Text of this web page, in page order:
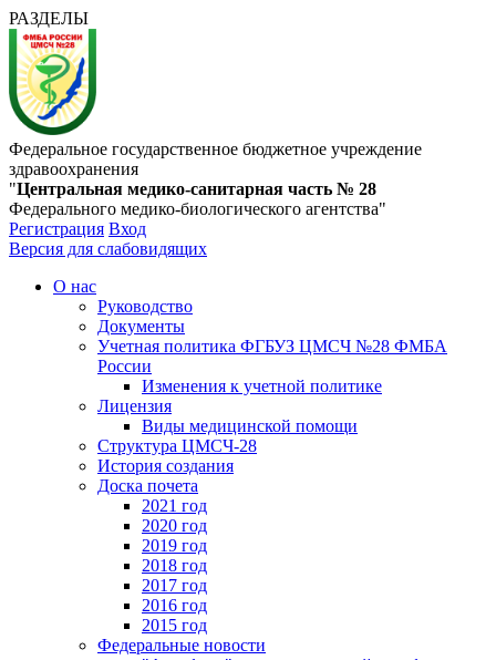
РАЗДЕЛЫ
Федеральное государственное бюджетное учреждение
здравоохранения
"Центральная медико-санитарная часть № 28
Федерального медико-биологического агентства"
Регистрация Вход
Версия для слабовидящих
О нас
Руководство
Документы
Учетная политика ФГБУЗ ЦМСЧ №28 ФМБА
России
Изменения к учетной политике
Лицензия
Виды медицинской помощи
Структура ЦМСЧ-28
История создания
Доска почета
2021 год
2020 год
2019 год
2018 год
2017 год
2016 год
2015 год
Федеральные новости